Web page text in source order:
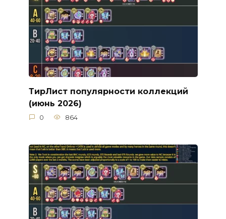
ТирЛист популярности коллекций
(июнь 2026)
0 864